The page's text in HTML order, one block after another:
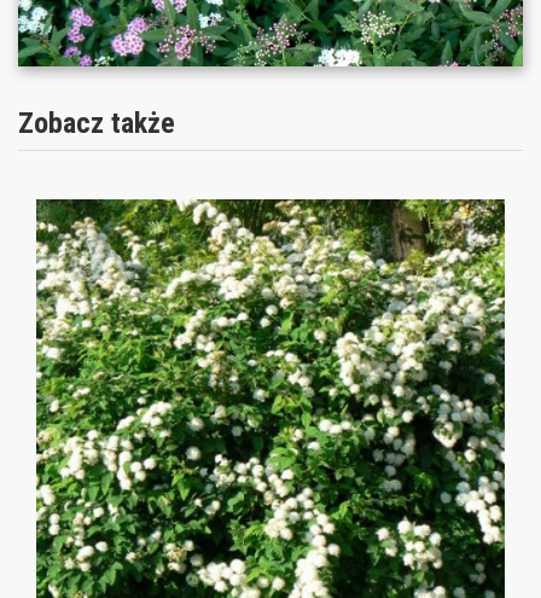
Zobacz także